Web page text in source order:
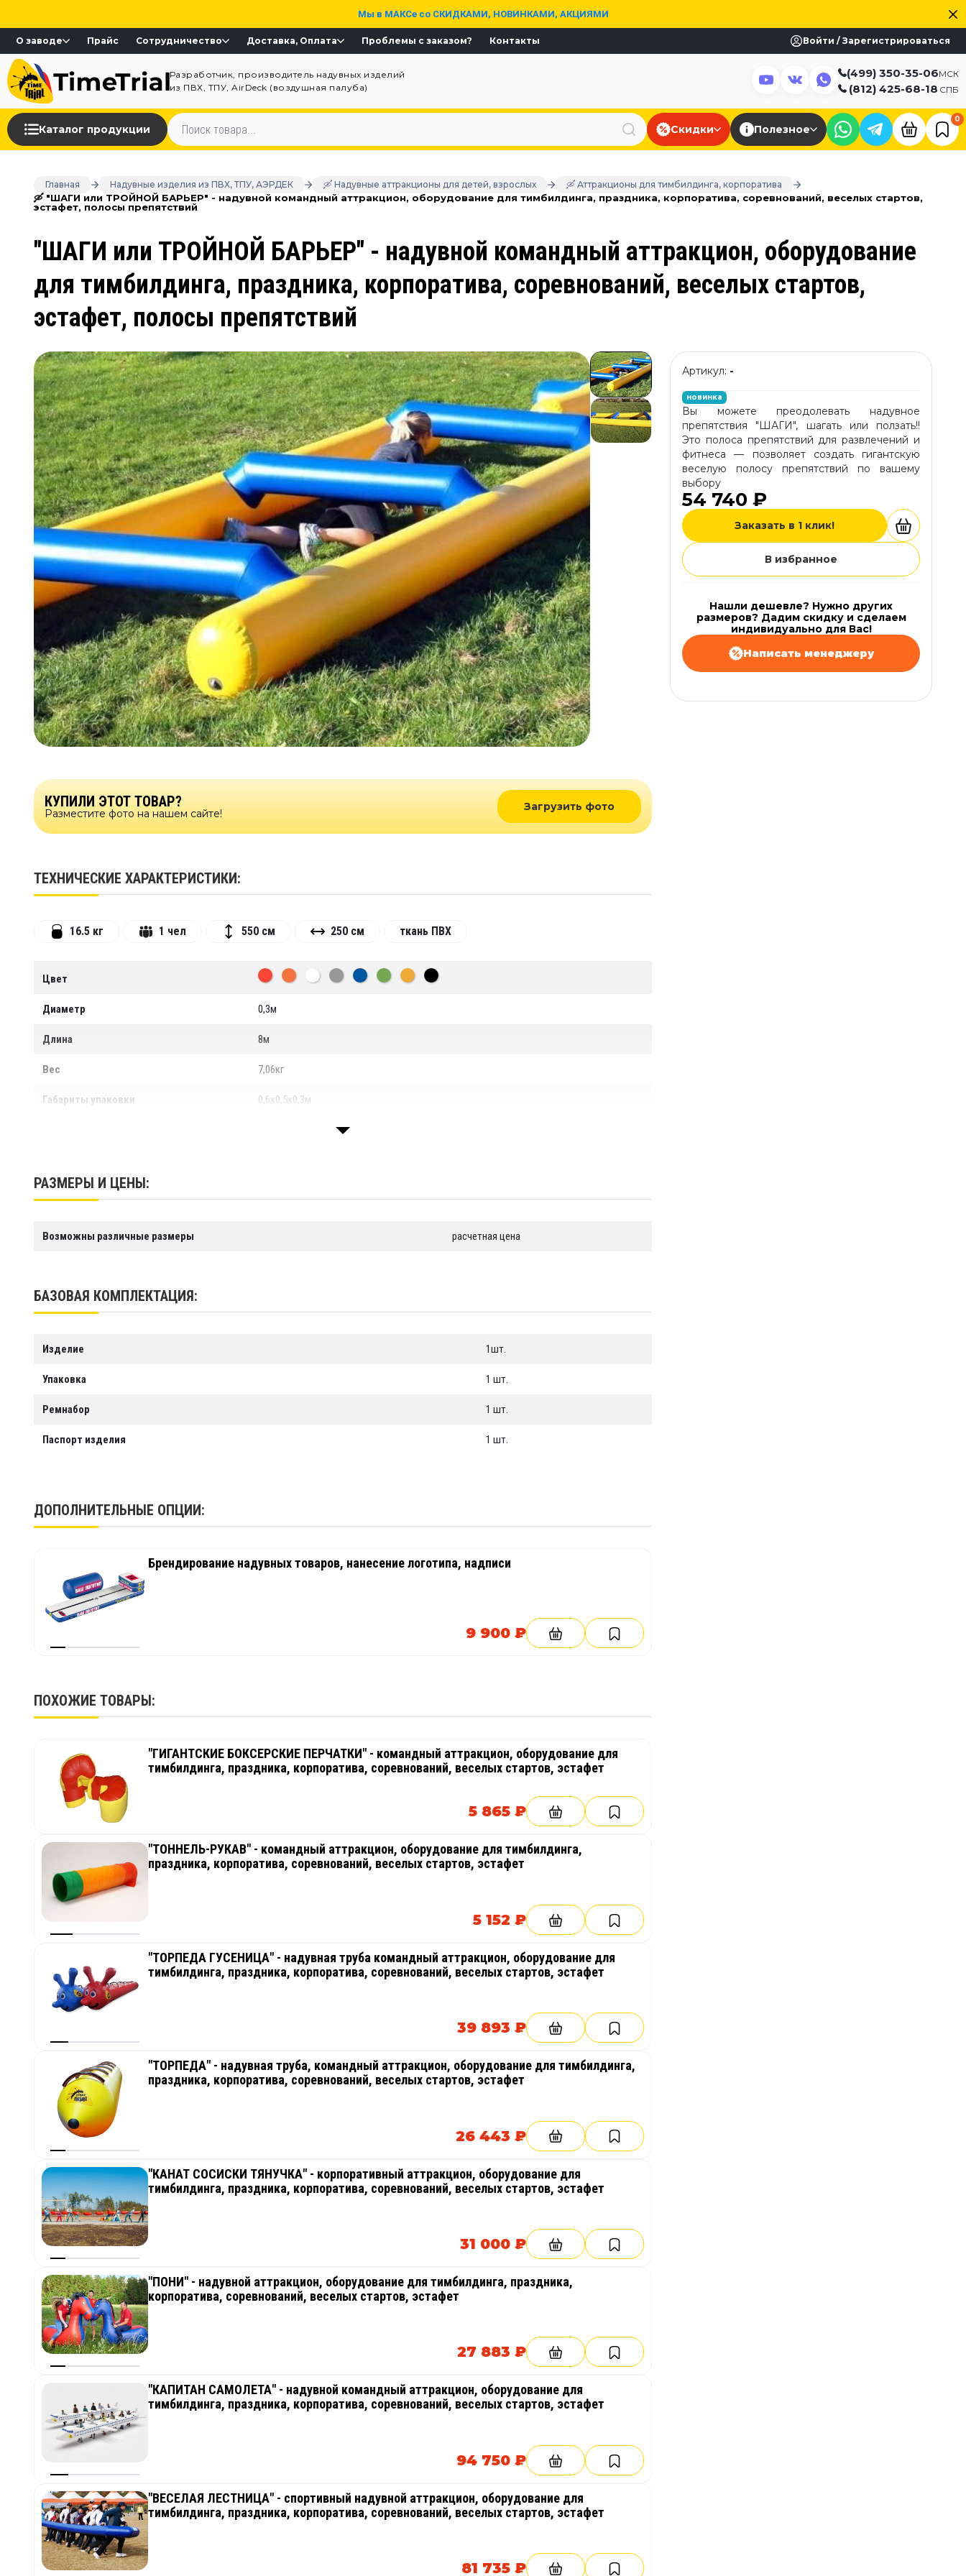
Мы в МАКСе со СКИДКАМИ, НОВИНКАМИ, АКЦИЯМИ
О заводе Прайс Сотрудничество Доставка, Оплата Проблемы с заказом? Контакты Войти / Зарегистрироваться
Разработчик, производитель надувных изделий
из ПВХ, ТПУ, AirDeck (воздушная палуба)
(499) 350-35-06МСК
(812) 425-68-18 СПБ
Каталог продукции Скидки Полезное
0
Главная Надувные изделия из ПВХ, ТПУ, АЭРДЕК 🛶 Надувные аттракционы для детей, взрослых 🛶 Аттракционы для тимбилдинга, корпоратива
🛶 "ШАГИ или ТРОЙНОЙ БАРЬЕР" - надувной командный аттракцион, оборудование для тимбилдинга, праздника, корпоратива, соревнований, веселых стартов,
эстафет, полосы препятствий
"ШАГИ или ТРОЙНОЙ БАРЬЕР" - надувной командный аттракцион, оборудование
для тимбилдинга, праздника, корпоратива, соревнований, веселых стартов,
эстафет, полосы препятствий
КУПИЛИ ЭТОТ ТОВАР?
Разместите фото на нашем сайте!
Загрузить фото
ТЕХНИЧЕСКИЕ ХАРАКТЕРИСТИКИ:
16.5 кг 1 чел 550 см 250 см ткань ПВХ
Цвет
Диаметр 0,3м
Длина 8м
Вес 7,06кг
Габариты упаковки 0,6х0,5х0,3м
Высококачественная ПВХ ткань
Производство
РАЗМЕРЫ И ЦЕНЫ:
Возможны различные размеры расчетная цена
БАЗОВАЯ КОМПЛЕКТАЦИЯ:
Изделие 1шт.
Упаковка 1 шт.
Ремнабор 1 шт.
Паспорт изделия 1 шт.
ДОПОЛНИТЕЛЬНЫЕ ОПЦИИ:
Брендирование надувных товаров, нанесение логотипа, надписи
9 900 ₽
ПОХОЖИЕ ТОВАРЫ:
"ГИГАНТСКИЕ БОКСЕРСКИЕ ПЕРЧАТКИ" - командный аттракцион, оборудование для
тимбилдинга, праздника, корпоратива, соревнований, веселых стартов, эстафет
5 865 ₽
"ТОННЕЛЬ-РУКАВ" - командный аттракцион, оборудование для тимбилдинга,
праздника, корпоратива, соревнований, веселых стартов, эстафет
5 152 ₽
"ТОРПЕДА ГУСЕНИЦА" - надувная труба командный аттракцион, оборудование для
тимбилдинга, праздника, корпоратива, соревнований, веселых стартов, эстафет
39 893 ₽
"ТОРПЕДА" - надувная труба, командный аттракцион, оборудование для тимбилдинга,
праздника, корпоратива, соревнований, веселых стартов, эстафет
26 443 ₽
"КАНАТ СОСИСКИ ТЯНУЧКА" - корпоративный аттракцион, оборудование для
тимбилдинга, праздника, корпоратива, соревнований, веселых стартов, эстафет
31 000 ₽
"ПОНИ" - надувной аттракцион, оборудование для тимбилдинга, праздника,
корпоратива, соревнований, веселых стартов, эстафет
27 883 ₽
"КАПИТАН САМОЛЕТА" - надувной командный аттракцион, оборудование для
тимбилдинга, праздника, корпоратива, соревнований, веселых стартов, эстафет
94 750 ₽
"ВЕСЕЛАЯ ЛЕСТНИЦА" - спортивный надувной аттракцион, оборудование для
тимбилдинга, праздника, корпоратива, соревнований, веселых стартов, эстафет
81 735 ₽
Артикул: -
новинка
Вы можете преодолевать надувное
препятствия "ШАГИ", шагать или ползать!!
Это полоса препятствий для развлечений и
фитнеса — позволяет создать гигантскую
веселую полосу препятствий по вашему
выбору
54 740 ₽
Заказать в 1 клик!
В избранное
Нашли дешевле? Нужно других
размеров? Дадим скидку и сделаем
индивидуально для Вас!
Написать менеджеру